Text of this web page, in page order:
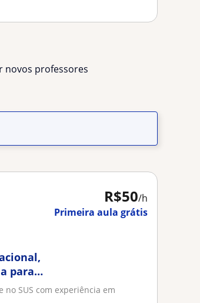
novos professores
R$50/h
Primeira aula grátis
para
no SUS com experiência em